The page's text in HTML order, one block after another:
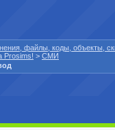
файлы, коды, объекты,
Prosims! > СМИ